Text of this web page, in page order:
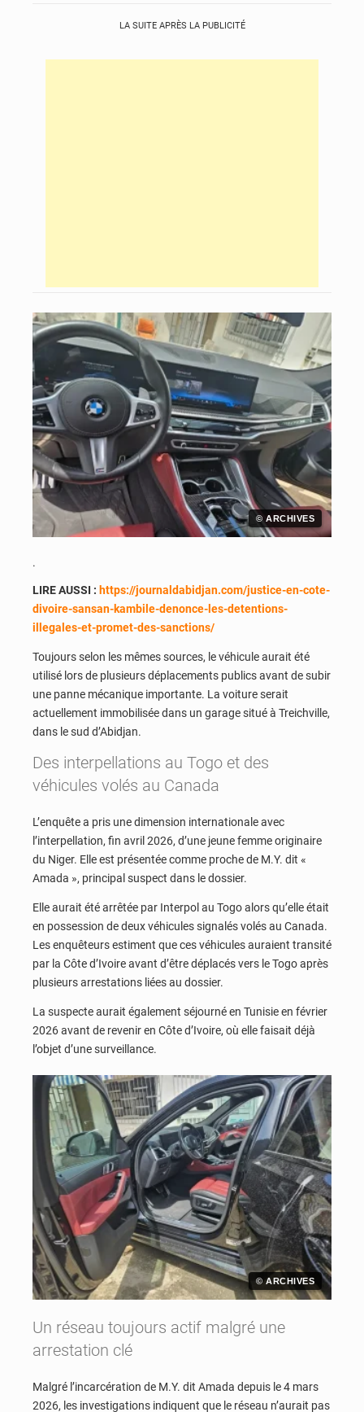
LA SUITE APRÈS LA PUBLICITÉ
© ARCHIVES
.
LIRE AUSSI : https://journaldabidjan.com/justice-en-cote-
divoire-sansan-kambile-denonce-les-detentions-
illegales-et-promet-des-sanctions/
Toujours selon les mêmes sources, le véhicule aurait été
utilisé lors de plusieurs déplacements publics avant de subir
une panne mécanique importante. La voiture serait
actuellement immobilisée dans un garage situé à Treichville,
dans le sud d’Abidjan.
Des interpellations au Togo et des
véhicules volés au Canada
L’enquête a pris une dimension internationale avec
l’interpellation, fin avril 2026, d’une jeune femme originaire
du Niger. Elle est présentée comme proche de M.Y. dit «
Amada », principal suspect dans le dossier.
Elle aurait été arrêtée par Interpol au Togo alors qu’elle était
en possession de deux véhicules signalés volés au Canada.
Les enquêteurs estiment que ces véhicules auraient transité
par la Côte d’Ivoire avant d’être déplacés vers le Togo après
plusieurs arrestations liées au dossier.
La suspecte aurait également séjourné en Tunisie en février
2026 avant de revenir en Côte d’Ivoire, où elle faisait déjà
l’objet d’une surveillance.
© ARCHIVES
Un réseau toujours actif malgré une
arrestation clé
Malgré l’incarcération de M.Y. dit Amada depuis le 4 mars
2026, les investigations indiquent que le réseau n’aurait pas